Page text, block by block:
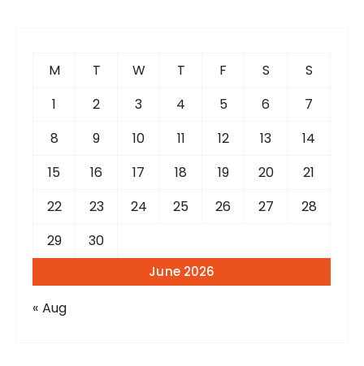
June 2026
M T W T F S
S
1
2 3 4 5 6
7
8
9 10 11 12 13
14
15
16 17 18 19 20
21
22
23 24 25 26 27
28
29
30
« Aug